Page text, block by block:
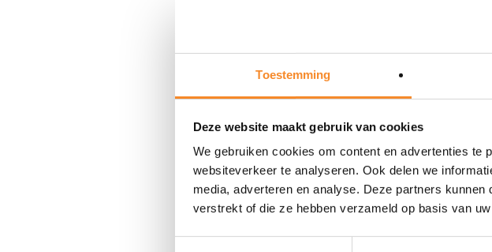
Toestemming
Deze website maakt gebruik van cookies
We gebruiken cookies om content en advertenties te
websiteverkeer te analyseren. Ook delen we
media, adverteren en analyse. Deze partners
verstrekt of die ze hebben verzameld op basis van
De volgende stap is de eerste
we dan per uur te draaien: € 10.220/140
Stap 3: Gemiddelde bonbedrag per uur
Daarna vraag je naar het gemiddelde
open per dag (van 09.30 tot 18.00) en jij
Aantal uur x omzet per uur